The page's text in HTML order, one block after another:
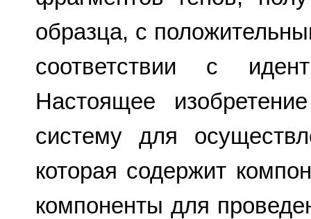
образца, с
соответствии с
Настоящее
систему для
которая содержит
компоненты для